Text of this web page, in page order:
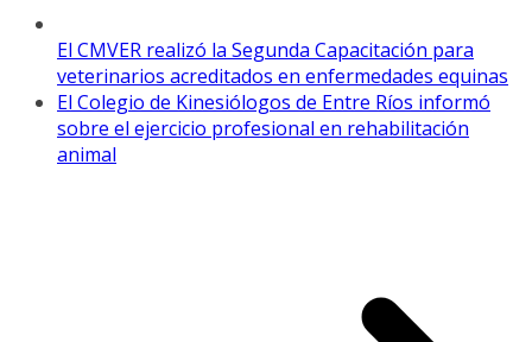
El CMVER realizó la Segunda Capacitación para
veterinarios acreditados en enfermedades equinas
El Colegio de Kinesiólogos de Entre Ríos informó
sobre el ejercicio profesional en rehabilitación
animal